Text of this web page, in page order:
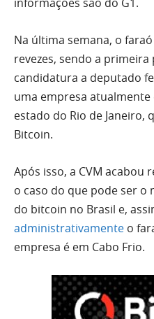
Na última semana, o
revezes, sendo a primeira
candidatura a deputado
uma empresa
estado do Rio de Janeiro,
Bitcoin.
Após isso, a CVM acabou
o caso do que pode ser o
do bitcoin no Brasil e,
administrativamente o
empresa é em Cabo Frio.